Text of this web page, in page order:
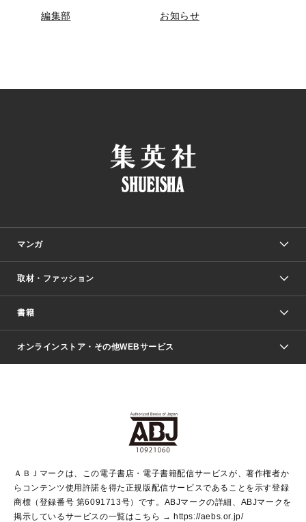
編集部 お知らせ
マンガ
少年マンガ
Vジャンプ
ジャンプルーキー！
ジャンプTOON
週刊ヤングジャンプ
ウルトラジャンプ
少女マンガ
リマコミ＋
マンガMeets
月刊オフィスユー
取材・ファッション
Seventeen
LEE
Marisol
芸能・情報・スポーツ
パラスポ＋！
書籍
文芸・文庫・総合
青春と読書
アジア人物史
集英社新書
集英社新書プラス
ライトノベル・ノベライズ
集英社Webマガジン Cobalt
集英社オレンジ文庫
シフォン文庫
集英社みらい文庫
S-KIDS.LAND
オンラインストア・その他WEBサービス
SHUEISHA MANGA-ART HERITAGE
HAPPY PLUS STORE
shueisha vox
EDITOR'S LAB
ＡＢＪマークは、この電子書店・電子書籍配信サービスが、著作権者か
らコンテンツ使用許諾を得た正規版配信サービスであることを示す登録
商標（登録番号 第6091713号）です。ABJマークの詳細、ABJマークを
掲示しているサービスの一覧はこちら → https://aebs.or.jp/